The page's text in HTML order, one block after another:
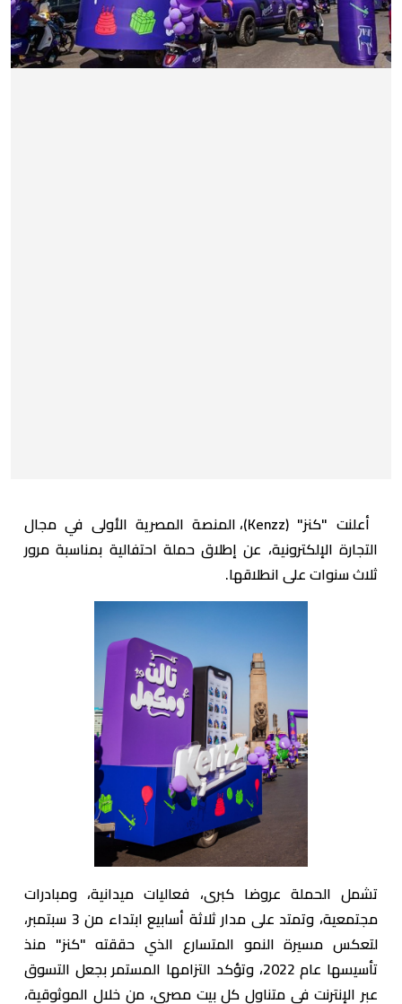
أعلنت "كنز" (Kenzz)، المنصة المصرية الأولى في مجال
التجارة الإلكترونية، عن إطلاق حملة احتفالية بمناسبة مرور
ثلاث سنوات على انطلاقها.
تشمل الحملة عروضا كبرى، فعاليات ميدانية، ومبادرات
مجتمعية، وتمتد على مدار ثلاثة أسابيع ابتداء من 3 سبتمبر،
لتعكس مسيرة النمو المتسارع الذي حققته "كنز" منذ
تأسيسها عام 2022، وتؤكد التزامها المستمر بجعل التسوق
عبر الإنترنت في متناول كل بيت مصري، من خلال الموثوقية،